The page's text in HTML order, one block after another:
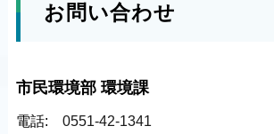
お問い合わせ
市民環境部 環境課
電話: 0551-42-1341